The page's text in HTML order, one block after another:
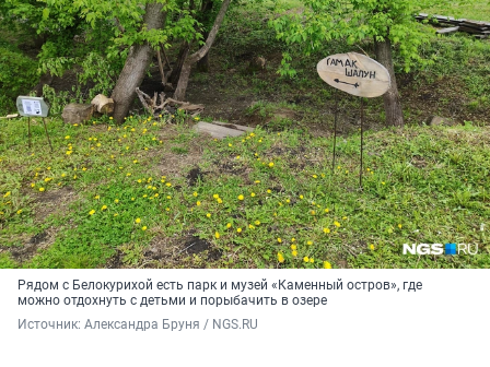
Рядом с Белокурихой есть парк и музей «Каменный остров», где
можно отдохнуть с детьми и порыбачить в озере
Источник: Александра Бруня / NGS.RU